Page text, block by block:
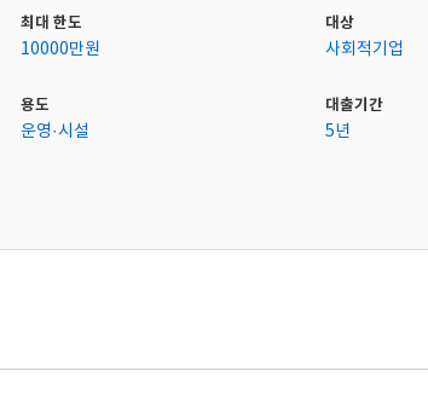
최대 한도
10000만원
대상
사회적기업
용도
운영·시설
대출기간
5년